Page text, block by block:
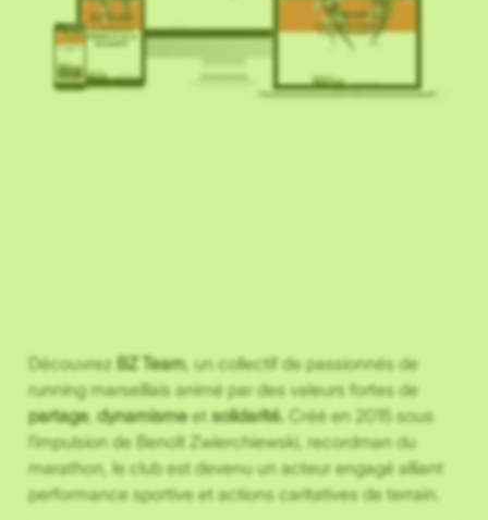
Découvrez BZ Team, un collectif de passionnés de
running marseillais animé par des valeurs fortes de
partage,dynamismeet solidarité.
Créé en 2015 sous
l’impulsion de Benoît Zwierchiewski, recordman du
marathon, le club est devenu un acteur engagé alliant
performance sportive et actions caritatives de terrain.